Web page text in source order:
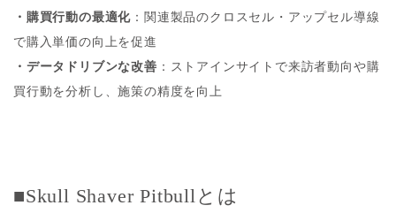
・購買行動の最適化 ：関連製品のクロスセル・アップセル導線
で購入単価の向上を促進
・データドリブンな改善 ：ストアインサイトで来訪者動向や購
買行動を分析し、施策の精度を向上
■Skull Shaver Pitbullとは